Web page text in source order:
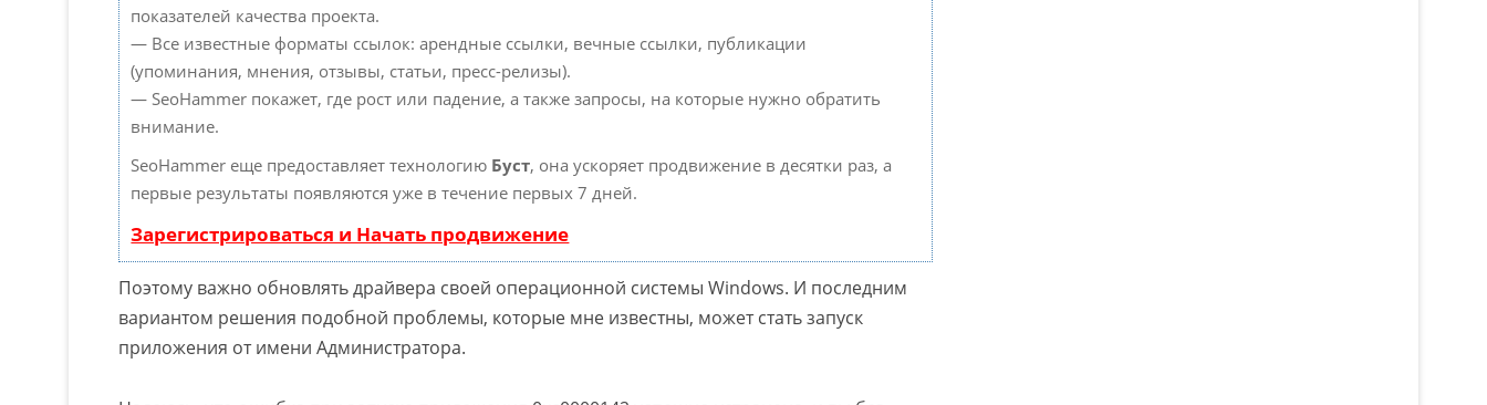
показателей качества проекта.
— Все известные форматы ссылок: арендные ссылки, вечные ссылки, публикации
(упоминания, мнения, отзывы, статьи, пресс-релизы).
— SeoHammer покажет, где рост или падение, а также запросы, на которые нужно обратить
внимание.
SeoHammer еще предоставляет технологию Буст, она ускоряет продвижение в десятки раз, а
первые результаты появляются уже в течение первых 7 дней.
Зарегистрироваться и Начать продвижение
Поэтому важно обновлять драйвера своей операционной системы Windows. И последним
вариантом решения подобной проблемы, которые мне известны, может стать запуск
приложения от имени Администратора.